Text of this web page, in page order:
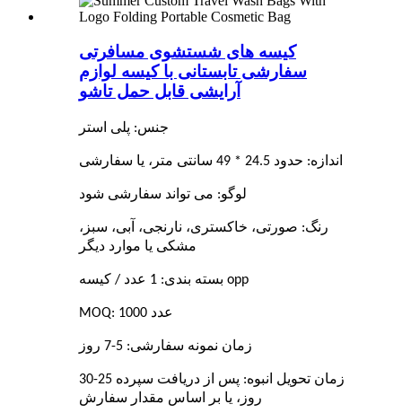
کیسه های شستشوی مسافرتی
سفارشی تابستانی با کیسه لوازم
آرایشی قابل حمل تاشو
جنس: پلی استر
اندازه: حدود 24.5 * 49 سانتی متر، یا سفارشی
لوگو: می تواند سفارشی شود
رنگ: صورتی، خاکستری، نارنجی، آبی، سبز،
مشکی یا موارد دیگر
بسته بندی: 1 عدد / کیسه opp
MOQ: 1000 عدد
زمان نمونه سفارشی: 5-7 روز
زمان تحویل انبوه: پس از دریافت سپرده 25-30
روز، یا بر اساس مقدار سفارش